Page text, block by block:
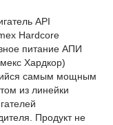
API
Hardcore
питание АПИ
Хардкор)
самым мощным
из линейки
Продукт не